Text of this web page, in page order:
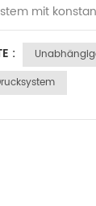
mit
hinaus
: